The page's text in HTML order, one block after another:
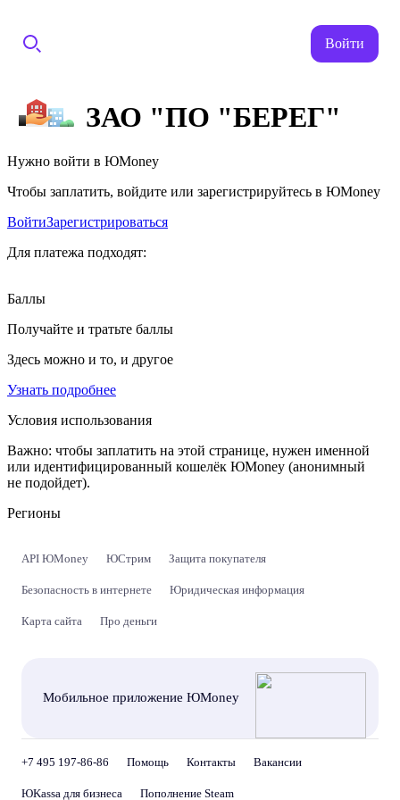
Войти
ЗАО "ПО "БЕРЕГ"
Нужно войти в ЮMoney
Чтобы заплатить, войдите или зарегистрируйтесь в ЮMoney
ВойтиЗарегистрироваться
Для платежа подходят:
Баллы
Получайте и тратьте баллы
Здесь можно и то, и другое
Узнать подробнее
Условия использования
Важно: чтобы заплатить на этой странице, нужен именной
или идентифицированный кошелёк ЮMoney (анонимный
не подойдет).
Регионы
API ЮMoney ЮСтрим Защита покупателя
Безопасность в интернете Юридическая информация
Карта сайта Про деньги
Мобильное приложение ЮMoney
+7 495 197-86-86 Помощь Контакты Вакансии
ЮKassa для бизнеса Пополнение Steam